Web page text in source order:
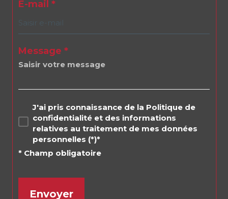
E-mail *
Message *
J'ai pris connaissance de la Politique de
confidentialité et des informations
relatives au traitement de mes données
personnelles (*)*
* Champ obligatoire
Envoyer